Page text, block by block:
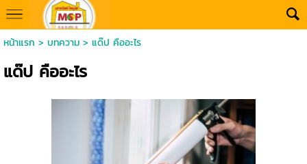
หน้าแรก > บทความ> แด๊ป คืออะไร
แด๊ป คืออะไร